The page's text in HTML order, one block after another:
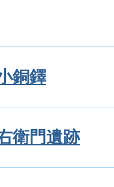
銅鐸
衛門遺跡